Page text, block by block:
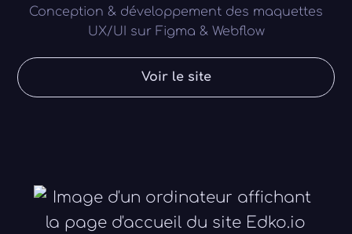
Conception & développement des maquettes
UX/UI sur Figma & Webflow
Voir le site